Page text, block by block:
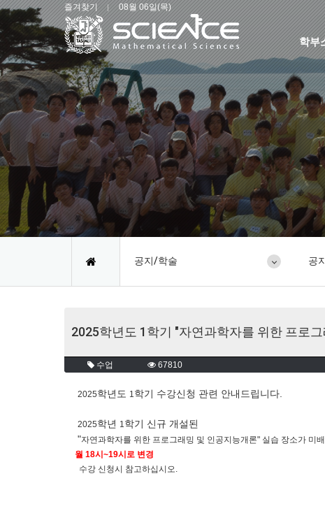
즐겨찾기 08월 06일(목)
학부
공지/학술 공
2025학년도 1학기 "자연과학자를 위한 프로
수업 67810
2025학년도 1학기 수강신청 관련 안내드립니다
2025학년 1학기 신규 개설된
"자연과학자를 위한 프로그래밍 및 인공지능개론" 실습 장소가 미
월 18시~19시로 변경
수강 신청시 참고하십시오.